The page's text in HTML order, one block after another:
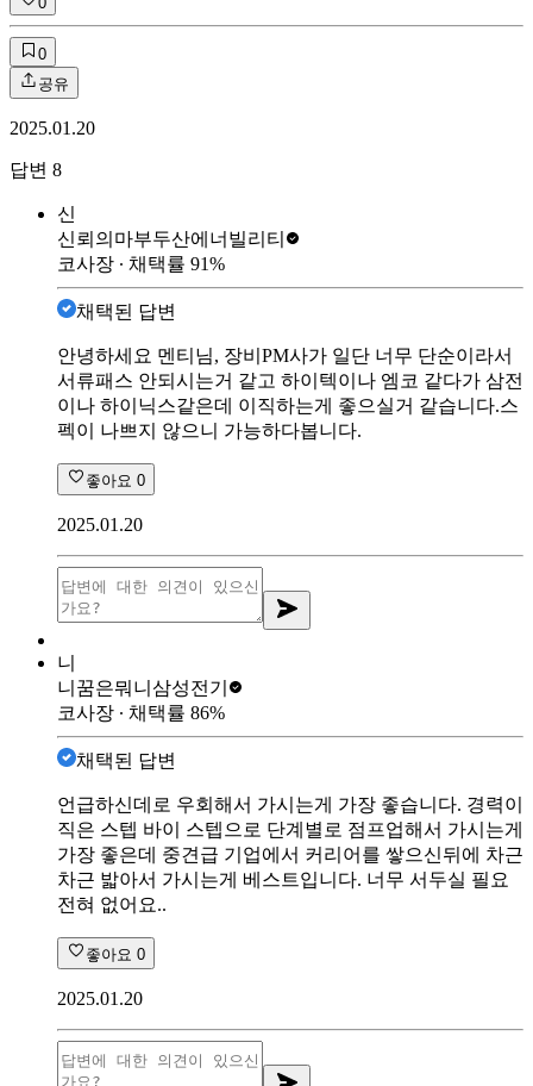
0
공유
2025.01.20
답변 8
신
신뢰의마부두산에너빌리티
코사장 ∙ 채택률 91%
채택된 답변
안녕하세요 멘티님, 장비PM사가 일단 너무 단순이라서
서류패스 안되시는거 같고 하이텍이나 엠코 같다가 삼전
이나 하이닉스같은데 이직하는게 좋으실거 같습니다.스
펙이 나쁘지 않으니 가능하다봅니다.
좋아요 0
2025.01.20
니
니꿈은뭐니 삼성전기
코사장 ∙ 채택률 86%
채택된 답변
언급하신데로 우회해서 가시는게 가장 좋습니다. 경력이
직은 스텝 바이 스텝으로 단계별로 점프업해서 가시는게
가장 좋은데 중견급 기업에서 커리어를 쌓으신뒤에 차근
차근 밟아서 가시는게 베스트입니다. 너무 서두실 필요
전혀 없어요..
좋아요 0
2025.01.20